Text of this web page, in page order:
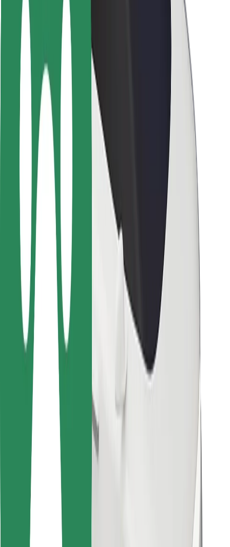
Seguridad para usuarios
Seguridad para conductores
Seguridad para patinetes
Safety Lab
Ciudades
Dónde estamos
Soluciones para las ciudades
Aeropuertos
Estaciones de carga de Bolt
Soporte
Para usuarios
Para conductores
Para repartidores
Bolt Food
Para propietarios de flota
Para restaurantes
Bolt para empresas
Otros
Proveedores
Términos y Condiciones
Seguridad
¡Conseguí un viaje en minutos!
Descargar la app de Bolt
Encontrá tu comida favorita